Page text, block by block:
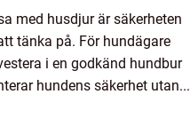
med husdjur är säkerheten
tänka på. För hundägare
i en godkänd hundbur
hundens säkerhet utan...